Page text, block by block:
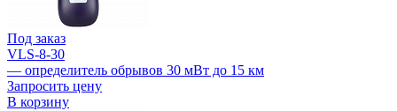
Под заказ
VLS-8-30
— определитель обрывов 30 мВт до 15 км
Запросить цену
В корзину